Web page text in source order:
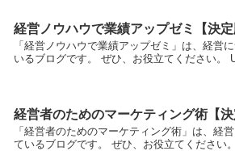
経営ノウハウで業績アップゼミ【決定
「経営ノウハウで業績アップゼミ」は、経営
いるブログです。 ぜひ、お役立てください。
経営者のためのマーケティング術【決
「経営者のためのマーケティング術」は、経
ているブログです。 ぜひ、お役立てください